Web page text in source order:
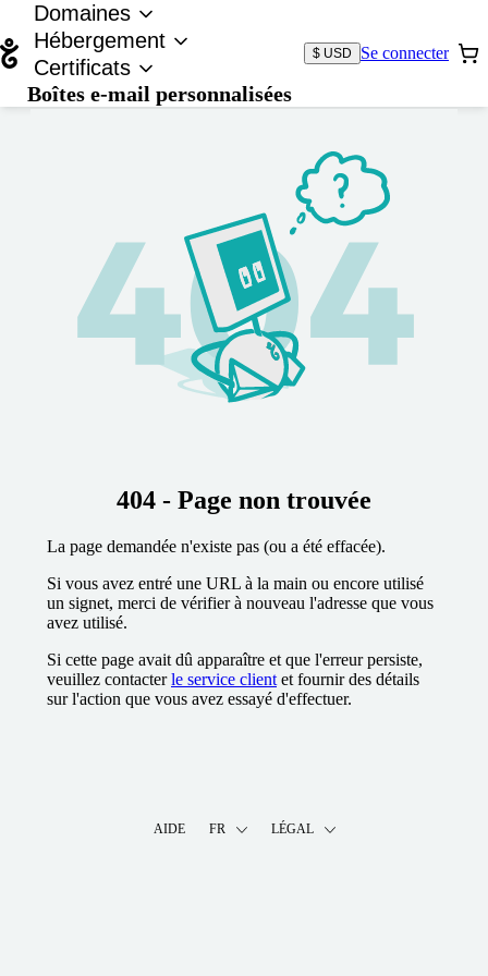
Domaines
Hébergement
Certificats
Boîtes e-mail personnalisées
$ USD Se connecter
404 - Page non trouvée
La page demandée n'existe pas (ou a été effacée).
Si vous avez entré une URL à la main ou encore utilisé
un signet, merci de vérifier à nouveau l'adresse que vous
avez utilisé.
Si cette page avait dû apparaître et que l'erreur persiste,
veuillez contacterle service client et fournir des détails
sur l'action que vous avez essayé d'effectuer.
AIDE FR LÉGAL